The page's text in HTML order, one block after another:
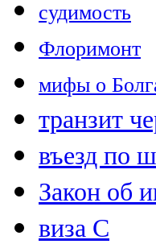
судимость
Флоримонт
мифы о
транзит
въезд по
Закон об
виза С